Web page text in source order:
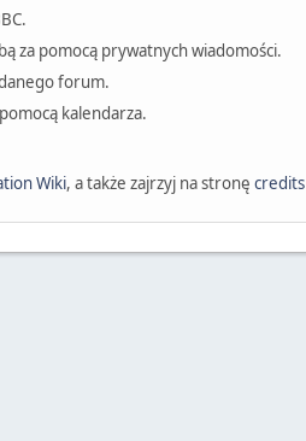
za pomocą prywatnych wiadomości.
forum.
kalendarza.
Wiki, a także zajrzyj na stronę credits